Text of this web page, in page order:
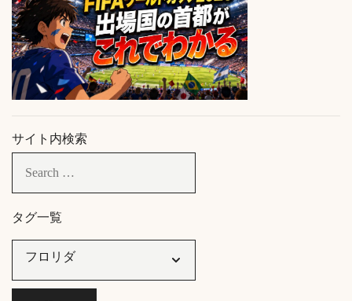
サイト内検索
タグ一覧